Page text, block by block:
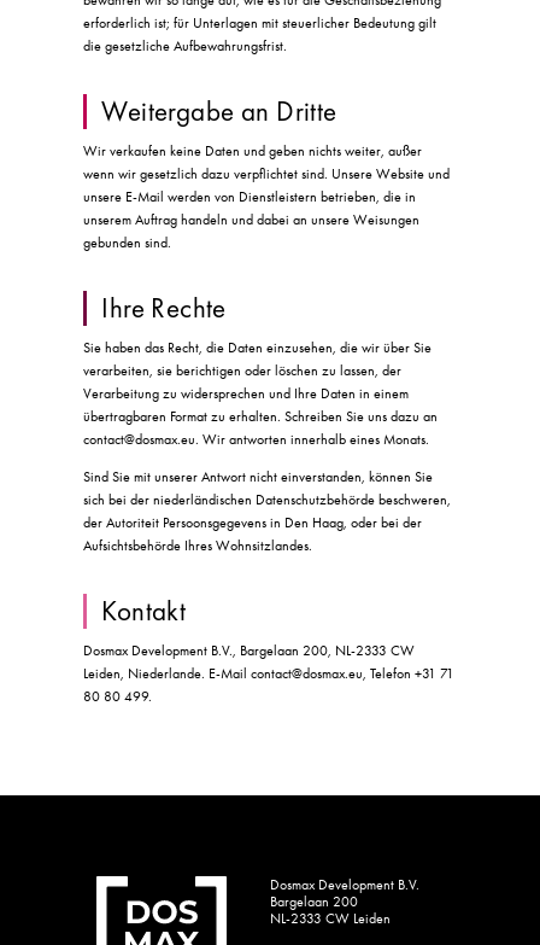
erforderlich ist; für Unterlagen mit steuerlicher Bedeutung gilt
die gesetzliche Aufbewahrungsfrist.
Weitergabe an Dritte
Wir verkaufen keine Daten und geben nichts weiter, außer
wenn wir gesetzlich dazu verpflichtet sind. Unsere Website und
unsere E-Mail werden von Dienstleistern betrieben, die in
unserem Auftrag handeln und dabei an unsere Weisungen
gebunden sind.
Ihre Rechte
Sie haben das Recht, die Daten einzusehen, die wir über Sie
verarbeiten, sie berichtigen oder löschen zu lassen, der
Verarbeitung zu widersprechen und Ihre Daten in einem
übertragbaren Format zu erhalten. Schreiben Sie uns dazu an
contact@dosmax.eu. Wir antworten innerhalb eines Monats.
Sind Sie mit unserer Antwort nicht einverstanden, können Sie
sich bei der niederländischen Datenschutzbehörde beschweren,
der Autoriteit Persoonsgegevens in Den Haag, oder bei der
Aufsichtsbehörde Ihres Wohnsitzlandes.
Kontakt
Dosmax Development B.V., Bargelaan 200, NL-2333 CW
Leiden, Niederlande. E-Mail contact@dosmax.eu, Telefon +31 71
80 80 499.
Dosmax Development B.V.
Bargelaan 200
NL-2333 CW Leiden